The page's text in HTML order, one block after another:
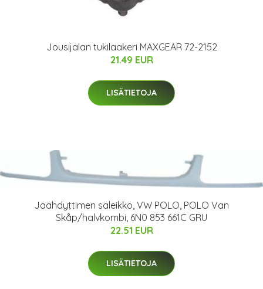
Jousijalan tukilaakeri MAXGEAR 72-2152
21.49 EUR
LISÄTIETOJA
Jäähdyttimen säleikkö, VW POLO, POLO Van
Skåp/halvkombi, 6N0 853 661C GRU
22.51 EUR
LISÄTIETOJA